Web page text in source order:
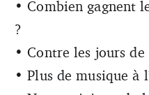
• Combien gagnent
?
• Contre les jours
• Plus de musique à